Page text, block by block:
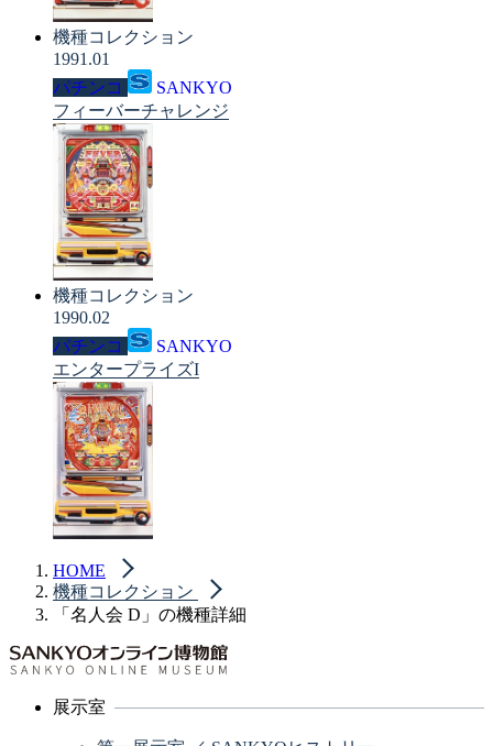
機種コレクション
1991.01
パチンコ
SANKYO
フィーバーチャレンジ
機種コレクション
1990.02
パチンコ
SANKYO
エンタープライズI
HOME
機種コレクション
「名人会 D」の機種詳細
展示室